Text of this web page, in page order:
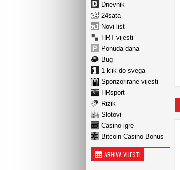
Dnevnik
24sata
Novi list
HRT vijesti
Ponuda dana
Bug
1 klik do svega
Sponzorirane vijesti
HRsport
Rizik
Slotovi
Casino igre
Bitcoin Casino Bonus
ARHIVA VIJESTI